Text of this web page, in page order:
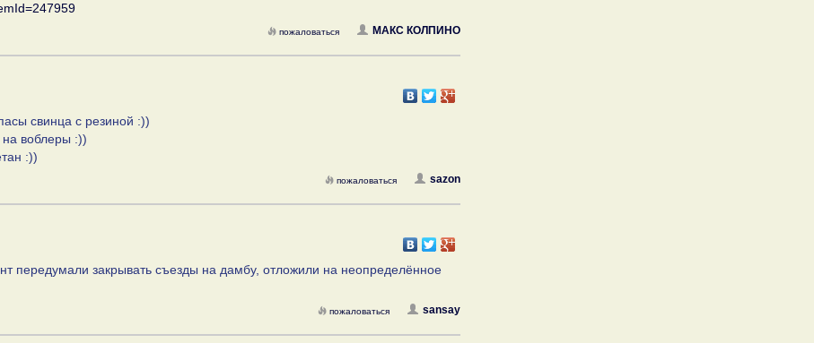
МАКС КОЛПИНО
пожаловаться
свинца с резиной :))
на воблеры :))
:))
sazon
пожаловаться
передумали закрывать съезды на дамбу, отложили на неопределённое
sansay
пожаловаться